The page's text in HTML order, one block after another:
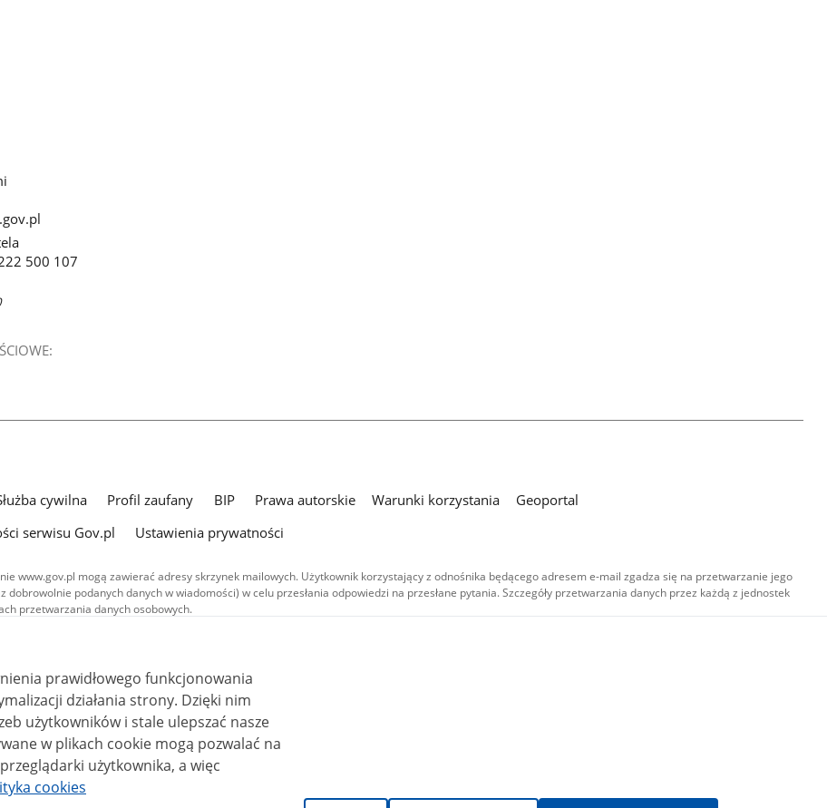
500 107
cywilna Profil zaufany BIP Prawa autorskie Warunki korzystania
Geoportal
serwisu Gov.pl
Ustawienia prywatności
www.gov.pl mogą zawierać adresy skrzynek mailowych. Użytkownik korzystający z odnośnika będącego adresem e-mail zgadza się na przetwarzanie jego
dobrowolnie podanych danych w wiadomości) w celu przesłania odpowiedzi na przesłane pytania. Szczegóły przetwarzania danych przez każdą z jednostek
przetwarzania danych osobowych.
publikowane w serwisie (z wyłączeniem treści audiowizualnych), są
na licencji typu Creative Commons: uznanie autorstwa - na tych samych
4.0 (CC BY-SA 4.0). Materiały audiowizualne, w tym zdjęcia, materiały audio i wideo,
na licencji typu Creative Commons: uznanie autorstwa użycie niekomercyjne -
zależnych 4.0 (CC BY-NC-ND 4.0), o ile nie jest to stwierdzone inaczej.
prawidłowego funkcjonowania
działania strony. Dzięki nim
użytkowników i stale ulepszać nasze
użytkownika, a więc
cookies